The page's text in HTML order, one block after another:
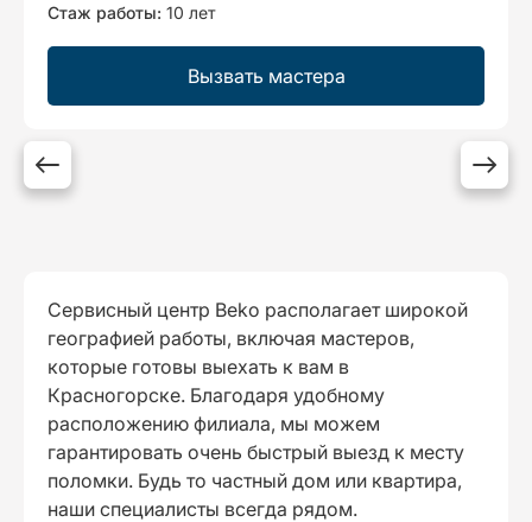
Стаж работы: 10 лет
Вызвать мастера
Сервисный центр Beko располагает широкой
географией работы, включая мастеров,
которые готовы выехать к вам в
Красногорске. Благодаря удобному
расположению филиала, мы можем
гарантировать очень быстрый выезд к месту
поломки. Будь то частный дом или квартира,
наши специалисты всегда рядом.